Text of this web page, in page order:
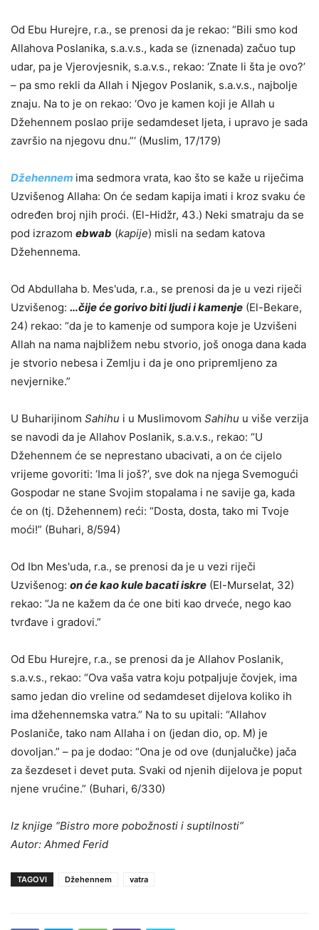
Od Ebu Hurejre, r.a., se prenosi da je rekao: “Bili smo kod
Allahova Poslanika, s.a.v.s., kada se (iznenada) začuo tup
udar, pa je Vjerovjesnik, s.a.v.s., rekao: ‘Znate li šta je ovo?’
– pa smo rekli da Allah i Njegov Poslanik, s.a.v.s., najbolje
znaju. Na to je on rekao: ‘Ovo je kamen koji je Allah u
Džehennem poslao prije sedamdeset ljeta, i upravo je sada
završio na njegovu dnu.”‘ (Muslim, 17/179)
Džehennem ima sedmora vrata, kao što se kaže u riječima
Uzvišenog Allaha: On će sedam kapija imati i kroz svaku će
određen broj njih proći. (El-Hidžr, 43.) Neki smatraju da se
pod izrazom ebwab (kapije) misli na sedam katova
Džehennema.
Od Abdullaha b. Mes'uda, r.a., se prenosi da je u vezi riječi
Uzvišenog: …čije će gorivo biti ljudi i kamenje (El-Bekare,
24) rekao: “da je to kamenje od sumpora koje je Uzvišeni
Allah na nama najbližem nebu stvorio, još onoga dana kada
je stvorio nebesa i Zemlju i da je ono pripremljeno za
nevjernike.”
U Buharijinom Sahihu i u Muslimovom Sahihu u više verzija
se navodi da je Allahov Poslanik, s.a.v.s., rekao: “U
Džehennem će se neprestano ubacivati, a on će cijelo
vrijeme govoriti: ‘Ima li još?’, sve dok na njega Svemogući
Gospodar ne stane Svojim stopalama i ne savije ga, kada
će on (tj. Džehennem) reći: “Dosta, dosta, tako mi Tvoje
moći!” (Buhari, 8/594)
Od Ibn Mes'uda, r.a., se prenosi da je u vezi riječi
Uzvišenog: on će kao kule bacati iskre (El-Murselat, 32)
rekao: “Ja ne kažem da će one biti kao drveće, nego kao
tvrđave i gradovi.”
Od Ebu Hurejre, r.a., se prenosi da je Allahov Poslanik,
s.a.v.s., rekao: “Ova vaša vatra koju potpaljuje čovjek, ima
samo jedan dio vreline od sedamdeset dijelova koliko ih
ima džehennemska vatra.” Na to su upitali: “Allahov
Poslaniče, tako nam Allaha i on (jedan dio, op. M) je
dovoljan.” – pa je dodao: “Ona je od ove (dunjalučke) jača
za šezdeset i devet puta. Svaki od njenih dijelova je poput
njene vrućine.” (Buhari, 6/330)
Iz knjige “Bistro more pobožnosti i suptilnosti”
Autor: Ahmed Ferid
TAGOVI Džehennem vatra